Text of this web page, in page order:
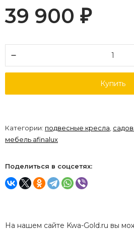
39 900 ₽
Купить
Категории: подвесные кресла,
мебель afinalux
Поделиться в соцсетях:
На нашем сайте Kwa-Gold.ru вы